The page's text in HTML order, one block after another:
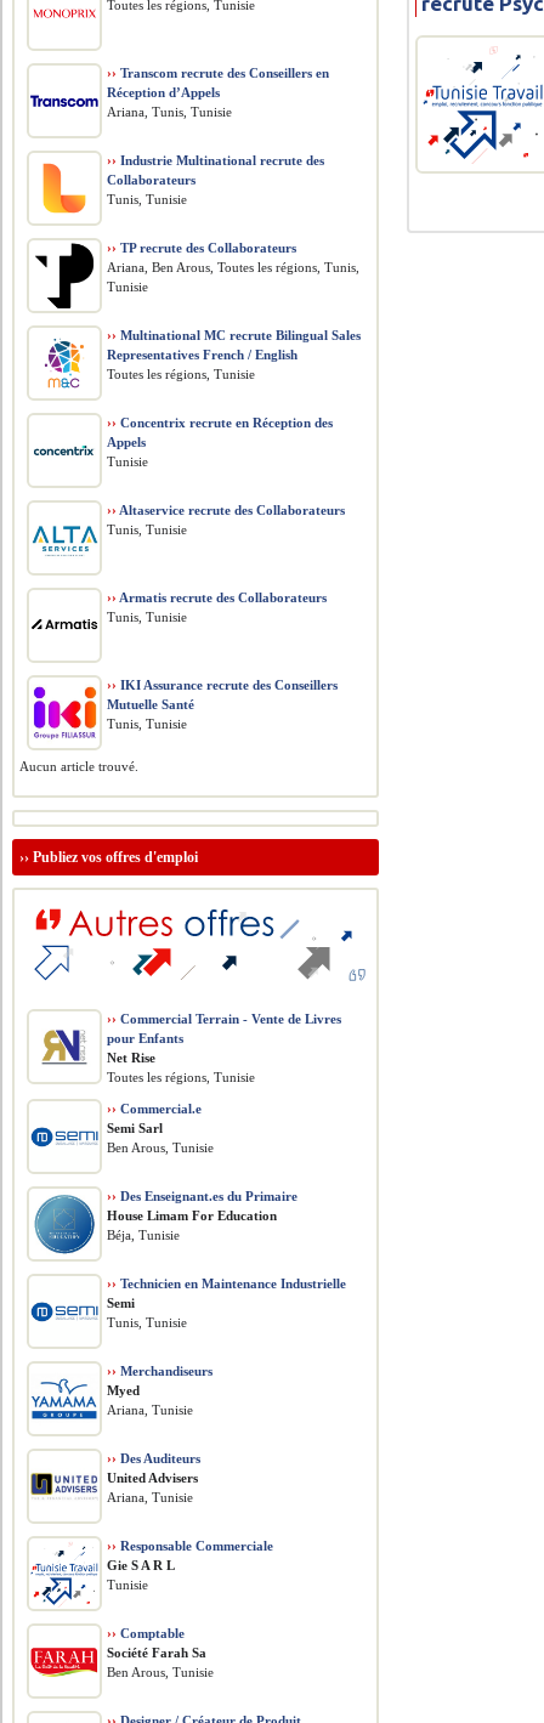
Toutes les régions, Tunisie
›› Transcom recrute des Conseillers en
Réception d’Appels
Ariana, Tunis, Tunisie
›› Industrie Multinational recrute des
Collaborateurs
Tunis, Tunisie
›› TP recrute des Collaborateurs
Ariana, Ben Arous, Toutes les régions, Tunis,
Tunisie
›› Multinational MC recrute Bilingual Sales
Representatives French / English
Toutes les régions, Tunisie
›› Concentrix recrute en Réception des
Appels
Tunisie
›› Altaservice recrute des Collaborateurs
Tunis, Tunisie
›› Armatis recrute des Collaborateurs
Tunis, Tunisie
›› IKI Assurance recrute des Conseillers
Mutuelle Santé
Tunis, Tunisie
Aucun article trouvé.
››Publiez vos offres d'emploi
›› Commercial Terrain - Vente de Livres
pour Enfants
Net Rise
Toutes les régions, Tunisie
›› Commercial.e
Semi Sarl
Ben Arous, Tunisie
›› Des Enseignant.es du Primaire
House Limam For Education
Béja, Tunisie
›› Technicien en Maintenance Industrielle
Semi
Tunis, Tunisie
›› Merchandiseurs
Myed
Ariana, Tunisie
›› Des Auditeurs
United Advisers
Ariana, Tunisie
›› Responsable Commerciale
Gie S A R L
Tunisie
›› Comptable
Société Farah Sa
Ben Arous, Tunisie